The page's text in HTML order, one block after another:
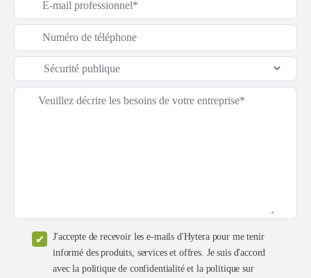
J'accepte de recevoir les e-mails d'Hytera pour me tenir
informé des produits, services et offres. Je suis d'accord
avec la politique de confidentialité et la politique sur